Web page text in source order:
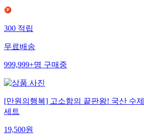
300적립
무료배송
999,999+명구매중
[만원의행복] 고소함의 끝판왕! 국산 수
세트
19,500원